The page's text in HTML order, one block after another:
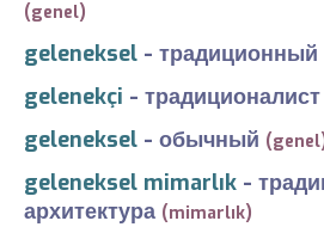
(genel)
geleneksel - традиционный
gelenekçi - традиционалист
geleneksel - обычный
geleneksel mimarlık -
архитектура (mimarlık)